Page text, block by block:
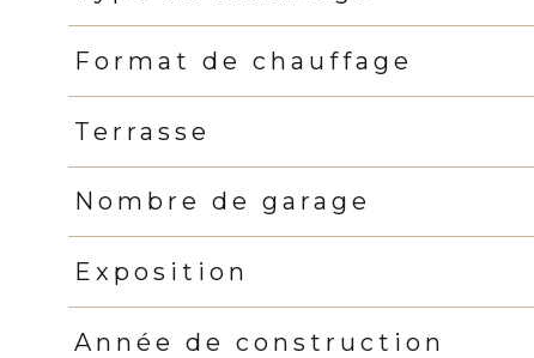
Format de chauffage
Terrasse
Nombre de garage
Exposition
Année de construction